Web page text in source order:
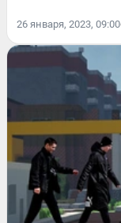
26 января, 2023, 09:00